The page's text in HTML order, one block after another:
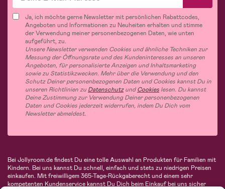
Ja, ich möchte gerne Newsletter mit persönlichen Rabattcodes,
Angeboten und Informationen zu Neuheiten erhalten und stimme
der Verwendung meiner personenbezogenen Daten, wie unten
aufgeführt, zu.
Unsere Newsletter verwenden Cookies und ähnliche Techniken zur
Messung der Öffnungsrate und des Kundeninteresses an unseren
Angeboten, für personalisierte Anzeigen und Inhaltsmarketing
sowie zu Statistikzwecken. Mehr über die Verwendung und den
Schutz Deiner personenbezogenen Daten und Cookies kannst Du in
unseren Richtlinien zu DatenschutzundCookies lesen. Du kannst
Deine Zustimmung zur Verwendung Deiner personenbezogenen
Daten und Cookies jederzeit widerrufen, indem Du Dich vom
Newsletter abmeldest.
Bei Jollyroom.de findest Du eine tolle Auswahl an Produkten für Familien mit
Kindern. Bei uns kannst Du schnell, einfach und stets zu niedrigen Preisen
einkaufen. Mit freiwilligem 365-Tage-Rückgaberecht und einem sehr
kompetenten Kundenservice kannst Du Dich beim Einkauf bei uns sicher